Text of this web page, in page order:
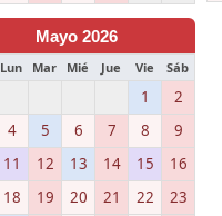
Mayo 2026
Lun Mar Mié Jue Vie Sáb
1
2
4 5 6 7 8
9
11 12 13 14 15
16
18 19 20 21 22
23